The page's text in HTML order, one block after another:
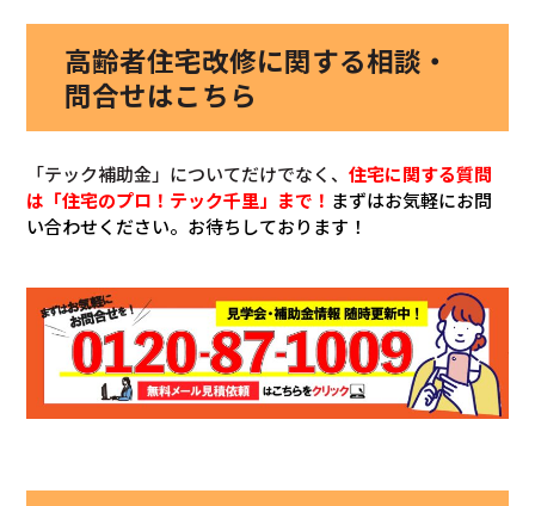
高齢者住宅改修に関する相談・
問合せはこちら
「テック補助金」についてだけでなく、住宅に関する質問
は「住宅のプロ！テック千里」まで！ まずはお気軽にお問
い合わせください。お待ちしております！